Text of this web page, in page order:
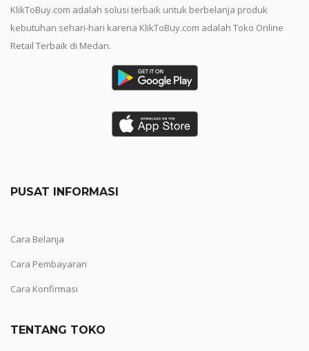
KlikToBuy.com adalah solusi terbaik untuk berbelanja produk
kebutuhan sehari-hari karena KlikToBuy.com adalah Toko Online
Retail Terbaik di Medan.
PUSAT INFORMASI
Cara Belanja
Cara Pembayaran
Cara Konfirmasi
TENTANG TOKO